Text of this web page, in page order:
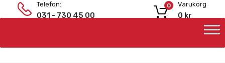
Telefon:
031 - 730 45 00
Varukorg
0 kr
0